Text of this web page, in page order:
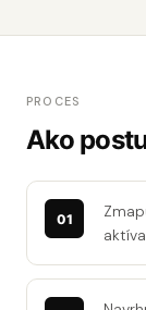
PROCES
Ako